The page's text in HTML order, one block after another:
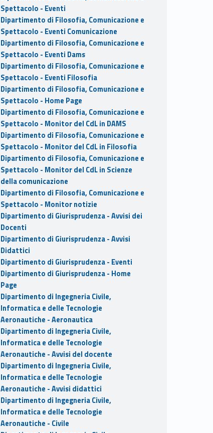
Spettacolo - Eventi
Dipartimento di Filosofia, Comunicazione e
Spettacolo - Eventi Comunicazione
Dipartimento di Filosofia, Comunicazione e
Spettacolo - Eventi Dams
Dipartimento di Filosofia, Comunicazione e
Spettacolo - Eventi Filosofia
Dipartimento di Filosofia, Comunicazione e
Spettacolo - Home Page
Dipartimento di Filosofia, Comunicazione e
Spettacolo - Monitor del CdL in DAMS
Dipartimento di Filosofia, Comunicazione e
Spettacolo - Monitor del CdL in Filosofia
Dipartimento di Filosofia, Comunicazione e
Spettacolo - Monitor del CdL in Scienze
della comunicazione
Dipartimento di Filosofia, Comunicazione e
Spettacolo - Monitor notizie
Dipartimento di Giurisprudenza - Avvisi dei
Docenti
Dipartimento di Giurisprudenza - Avvisi
Didattici
Dipartimento di Giurisprudenza - Eventi
Dipartimento di Giurisprudenza - Home
Page
Dipartimento di Ingegneria Civile,
Informatica e delle Tecnologie
Aeronautiche - Aeronautica
Dipartimento di Ingegneria Civile,
Informatica e delle Tecnologie
Aeronautiche - Avvisi del docente
Dipartimento di Ingegneria Civile,
Informatica e delle Tecnologie
Aeronautiche - Avvisi didattici
Dipartimento di Ingegneria Civile,
Informatica e delle Tecnologie
Aeronautiche - Civile